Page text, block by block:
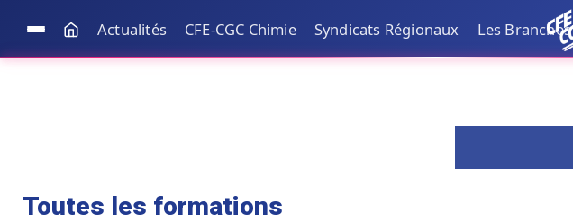
Actualités CFE-CGC Chimie Syndicats Régionaux Les Branches
Toutes les formations